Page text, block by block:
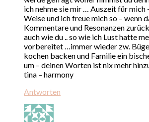
ich nehme sie mir … Auszeit für mich
Weise und ich freue mich so – wenn
Kommentare und Resonanzen
auch wie du .. so wie ich Lust hatte
vorbereitet …immer wieder zw.
kochen backen und Familie ein
um – deinen Worten ist nix mehr
tina – harmony
Antworten